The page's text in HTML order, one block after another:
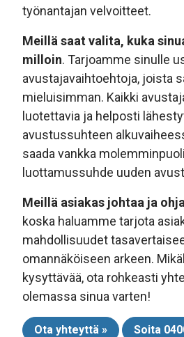
työnantajan velvoitteet.
Meillä saat valita, kuka
milloin. Tarjoamme sinulle
avustajavaihtoehtoja, joista
mieluisimman. Kaikki
luotettavia ja helposti
avustussuhteen
saada vankka
luottamussuhde uuden
Meillä asiakas johtaa ja
koska haluamme tarjota
mahdollisuudet
omannäköiseen arkeen.
kysyttävää, ota rohkeasti
olemassa sinua varten!
Ota yhteyttä » Soita